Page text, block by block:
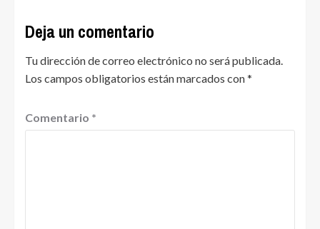
Deja un comentario
Tu dirección de correo electrónico no será publicada.
Los campos obligatorios están marcados con*
Comentario *